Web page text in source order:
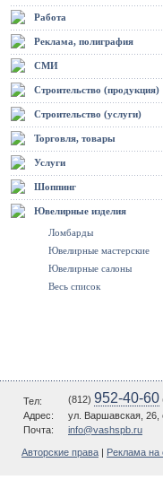
Работа
Реклама, полиграфия
СМИ
Строительство (продукция)
Строительство (услуги)
Торговля, товары
Услуги
Шоппинг
Ювелирные изделия
Ломбарды
Ювелирные мастерские
Ювелирные салоны
Весь список
Тел: (812) 952-40-60
Адрес:
ул. Варшавская, 26,
Почта:
info@vashspb.ru
Авторские права Реклама на